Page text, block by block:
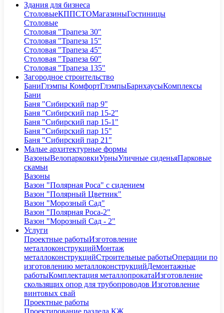
Здания для бизнеса
СтоловыеКППСТОМагазиныГостиницы
Столовые
Столовая "Трапеза 30"
Столовая "Трапеза 15"
Столовая "Трапеза 45"
Столовая "Трапеза 60"
Столовая "Трапеза 135"
Загородное строительство
БаниГлэмпы КомфортГлэмпыБарнхаусыКомплексы
Бани
Баня "Сибирский пар 9"
Баня "Сибирский пар 15-2"
Баня "Сибирский пар 15-1"
Баня "Сибирский пар 15"
Баня "Сибирский пар 21"
Малые архитектурные формы
ВазоныВелопарковкиУрныУличные сиденьяПарковые
скамьи
Вазоны
Вазон "Полярная Роса" с сидением
Вазон "Полярный Цветник"
Вазон "Морозный Сад"
Вазон "Полярная Роса-2"
Вазон "Морозный Сад - 2"
Услуги
Проектные работыИзготовление
металлоконструкцийМонтаж
металлоконструкцийСтроительные работыОперации по
изготовлению металлоконструкцийДемонтажные
работыКомплектация металлопрокатаИзготовление
скользящих опор для трубопроводов Изготовление
винтовых свай
Проектные работы
Проектирование раздела КЖ